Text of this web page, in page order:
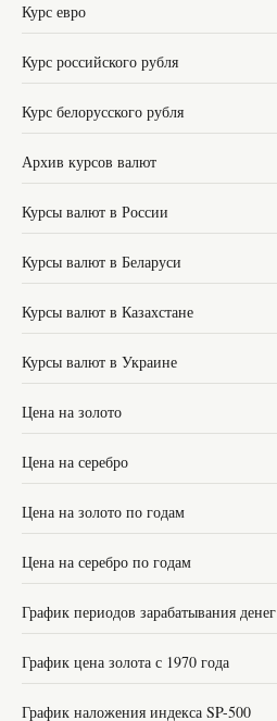
Курс евро
Курс российского рубля
Курс белорусского рубля
Архив курсов валют
Курсы валют в России
Курсы валют в Беларуси
Курсы валют в Казахстане
Курсы валют в Украине
Цена на золото
Цена на серебро
Цена на золото по годам
Цена на серебро по годам
График периодов зарабатывания денег
График цена золота с 1970 года
График наложения индекса SP-500